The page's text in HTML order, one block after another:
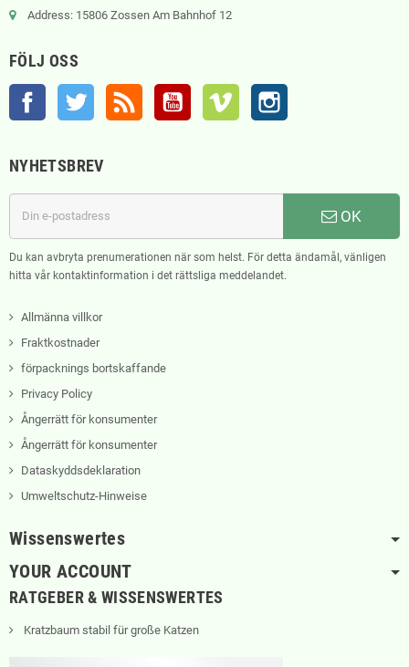
Address: 15806 Zossen Am Bahnhof 12
FÖLJ OSS
Facebook Twitter RSS YouTube Vimeo
NYHETSBREV
OK
Du kan avbryta prenumerationen när som helst. För detta ändamål, vänligen
hitta vår kontaktinformation i det rättsliga meddelandet.
Allmänna villkor
Fraktkostnader
förpacknings bortskaffande
Privacy Policy
Ångerrätt för konsumenter
Ångerrätt för konsumenter
Dataskyddsdeklaration
Umweltschutz-Hinweise
Wissenswertes
YOUR ACCOUNT
RATGEBER & WISSENSWERTES
Kratzbaum stabil für große Katzen